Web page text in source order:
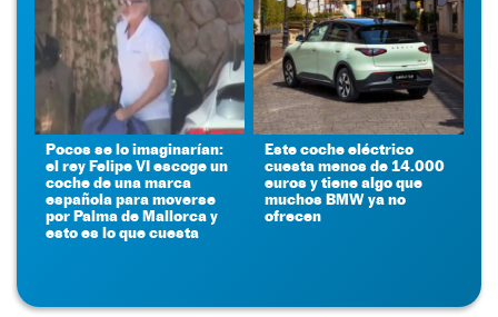
Pocos se lo imaginarían:
el rey Felipe VI escoge un
coche de una marca
española para moverse
por Palma de Mallorca y
esto es lo que cuesta
Este coche eléctrico
cuesta menos de 14.000
euros y tiene algo que
muchos BMW ya no
ofrecen